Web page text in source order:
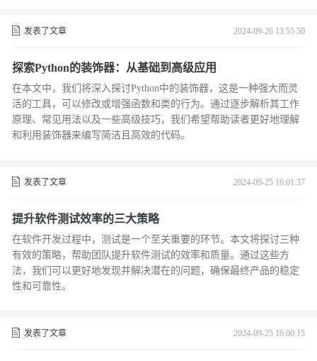
发表了文章 2024-09-26 13:55:50
探索Python的装饰器：从基础到高级应用
在本文中，我们将深入探讨Python中的装饰器，这是一种强大而灵
活的工具，可以修改或增强函数和类的行为。通过逐步解析其工作
原理、常见用法以及一些高级技巧，我们希望帮助读者更好地理解
和利用装饰器来编写简洁且高效的代码。
发表了文章 2024-09-25 16:01:37
提升软件测试效率的三大策略
在软件开发过程中，测试是一个至关重要的环节。本文将探讨三种
有效的策略，帮助团队提升软件测试的效率和质量。通过这些方
法，我们可以更好地发现并解决潜在的问题，确保最终产品的稳定
性和可靠性。
发表了文章 2024-09-25 16:00:15